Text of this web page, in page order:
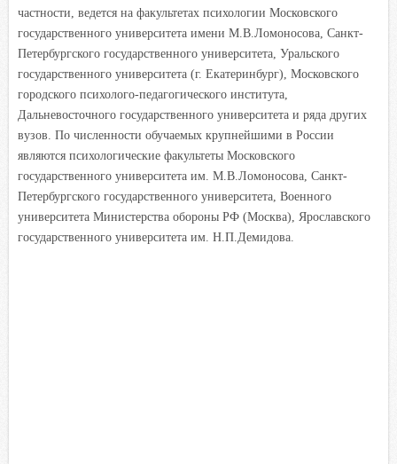
частности, ведется на факультетах психологии Московского
государственного университета имени М.В.Ломоносова, Санкт-
Петербургского государственного университета, Уральского
государственного университета (г. Екатеринбург), Московского
городского психолого-педагогического института,
Дальневосточного государственного университета и ряда других
вузов. По численности обучаемых крупнейшими в России
являются психологические факультеты Московского
государственного университета им. М.В.Ломоносова, Санкт-
Петербургского государственного университета, Военного
университета Министерства обороны РФ (Москва), Ярославского
государственного университета им. Н.П.Демидова.